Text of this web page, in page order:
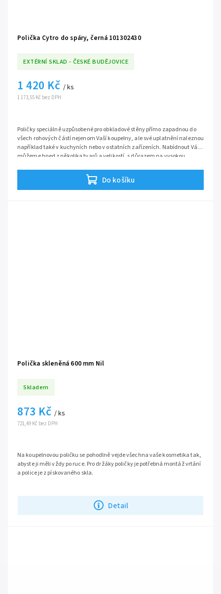
Polička Cytro do spáry, černá 101302430
EXTÉRNÍ SKLAD - ČESKÉ BUDĚJOVICE
1 173,55 Kč bez DPH
1 420 Kč / ks
Do košíku
Poličky speciálně uzpůsobené pro obkladové stěny přímo zapadnou do
všech rohových částí nejenom Vaší koupelny, ale své uplatnění naleznou
například také v kuchyních nebo v ostatních zařízeních. Nabídnout Vám
můžeme hned z několika tvarů a velikostí, s důrazem na vysokou
Polička skleněná 600 mm Nil
Skladem
721,49 Kč bez DPH
873 Kč / ks
Detail
Na koupelnovou poličku se pohodlně vejde všechna vaše kosmetika tak,
abyste ji měli vždy po ruce. Pro držáky poličky je potřebná montáž vrtání
a police je z pískovaného skla.